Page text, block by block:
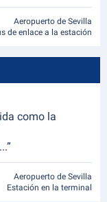
Aeropuerto de Sevilla
de enlace a la estación
como la
Aeropuerto de Sevilla
Estación en la terminal